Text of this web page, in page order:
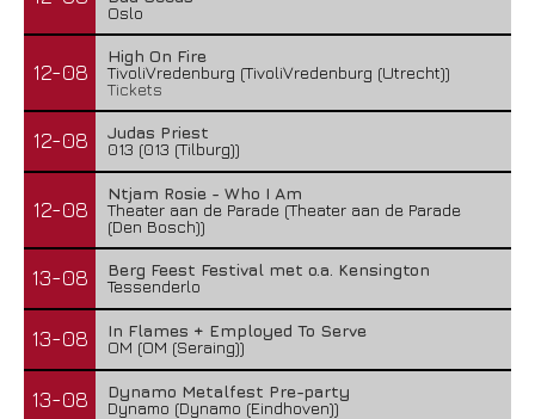
Oslo
12-08
High On Fire
TivoliVredenburg (TivoliVredenburg (Utrecht))
Tickets
12-08
Judas Priest
013 (013 (Tilburg))
12-08
Ntjam Rosie - Who I Am
Theater aan de Parade (Theater aan de Parade
(Den Bosch))
13-08
Berg Feest Festival met o.a. Kensington
Tessenderlo
13-08
In Flames + Employed To Serve
OM (OM (Seraing))
13-08
Dynamo Metalfest Pre-party
Dynamo (Dynamo (Eindhoven))